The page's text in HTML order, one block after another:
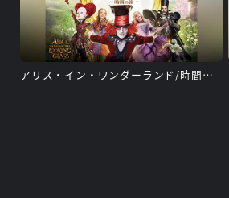
アリス・イン・ワンダーランド/時間の旅